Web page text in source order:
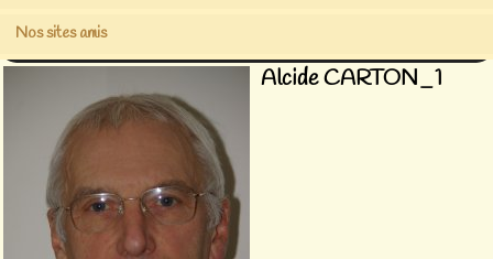
Nos sites amis
Alcide CARTON_1